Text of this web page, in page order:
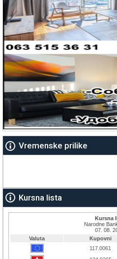
Vremenske prilike
Kursna lista